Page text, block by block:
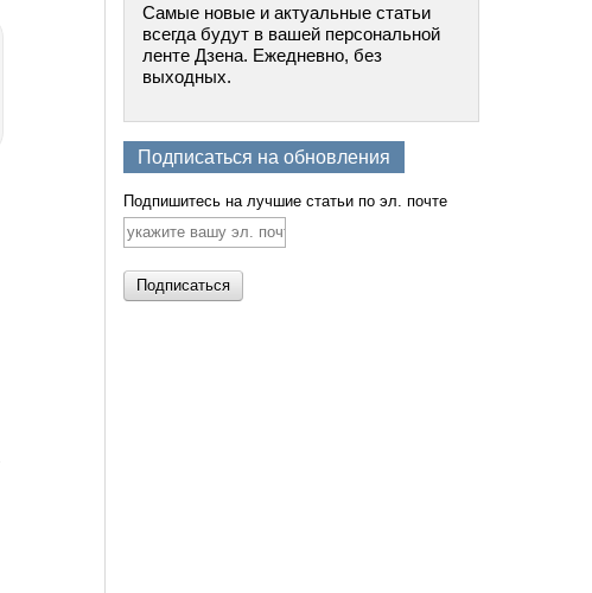
Самые новые и актуальные статьи
всегда будут в вашей персональной
ленте Дзена. Ежедневно, без
выходных.
Подписаться на обновления
Подпишитесь на лучшие статьи по эл. почте